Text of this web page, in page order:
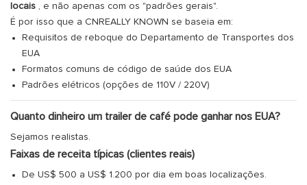
locais , e não apenas com os "padrões gerais".
É por isso que a CNREALLY KNOWN se baseia em:
Requisitos de reboque do Departamento de Transportes dos
EUA
Formatos comuns de código de saúde dos EUA
Padrões elétricos (opções de 110V / 220V)
Quanto dinheiro um trailer de café pode ganhar nos EUA?
Sejamos realistas.
Faixas de receita típicas (clientes reais)
De US$ 500 a US$ 1.200 por dia em boas localizações.